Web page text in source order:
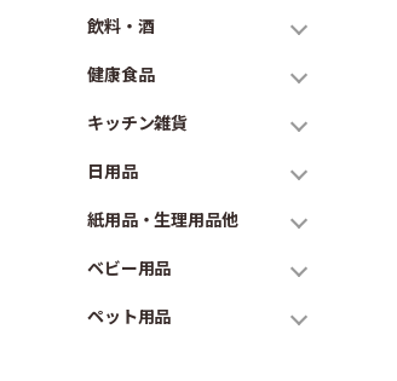
飲料・酒
健康食品
キッチン雑貨
日用品
紙用品・生理用品他
ベビー用品
ペット用品